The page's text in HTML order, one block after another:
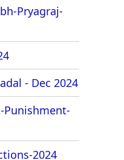
Pryagraj-
- Dec 2024
Punishment-
2024